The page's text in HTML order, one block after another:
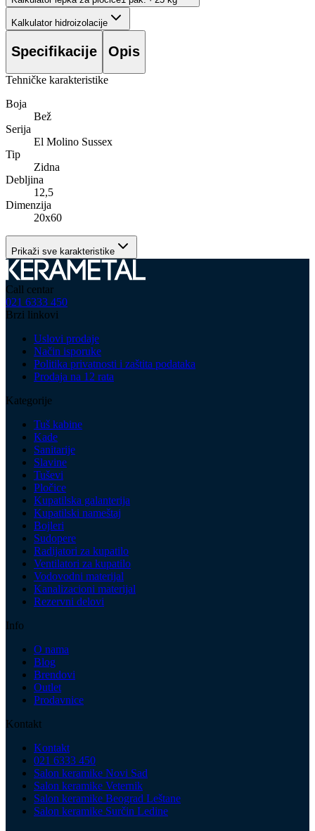
Kalkulator hidroizolacije
Specifikacije Opis
Tehničke karakteristike
Boja
Bež
Serija
El Molino Sussex
Tip
Zidna
Debljina
12,5
Dimenzija
20x60
Prikaži sve karakteristike
Call centar
021 6333 450
Brzi linkovi
Uslovi prodaje
Način isporuke
Politika privatnosti i zaštita podataka
Prodaja na 12 rata
Kategorije
Tuš kabine
Kade
Sanitarije
Slavine
Tuševi
Pločice
Kupatilska galanterija
Kupatilski nameštaj
Bojleri
Sudopere
Radijatori za kupatilo
Ventilatori za kupatilo
Vodovodni materijal
Kanalizacioni materijal
Rezervni delovi
Info
O nama
Blog
Brendovi
Outlet
Prodavnice
Kontakt
Kontakt
021 6333 450
Salon keramike Novi Sad
Salon keramike Veternik
Salon keramike Beograd Leštane
Salon keramike Surčin Ledine